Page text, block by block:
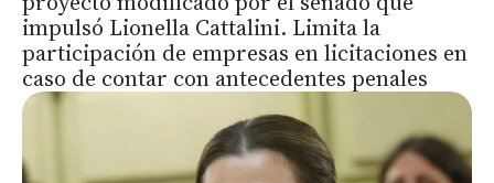
impulsó Lionella Cattalini. Limita la
participación de empresas en licitaciones en
caso de contar con antecedentes penales